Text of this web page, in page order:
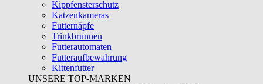
Kippfensterschutz
Katzenkameras
Futternäpfe
Trinkbrunnen
Futterautomaten
Futteraufbewahrung
Kittenfutter
UNSERE TOP-MARKEN